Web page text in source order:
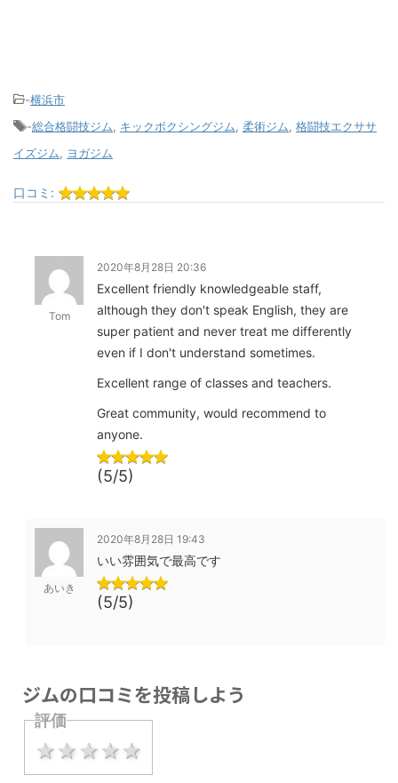
-横浜市
-総合格闘技ジム キックボクシングジム 柔術ジム 格闘技エクササ
イズジム
ヨガジム
口コミ:
Tom
2020年8月28日 20:36
Excellent friendly knowledgeable staff,
although they don't speak English, they are
super patient and never treat me differently
even if I don't understand sometimes.
Excellent range of classes and teachers.
Great community, would recommend to
anyone.
(5/5)
あいき
2020年8月28日 19:43
いい雰囲気で最高です
(5/5)
ジムの口コミを投稿しよう
評価
4 stars
3 stars
2 stars
1 star